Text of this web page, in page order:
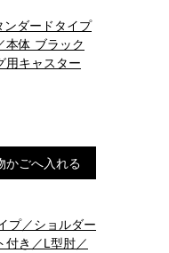
ダードタイプ
本体 ブラック
用キャスター
かごへ入れる
プ／ショルダー
付き／L型肘／